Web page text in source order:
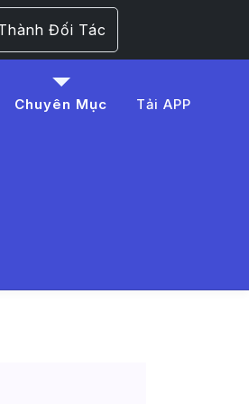
Đối Tác
Chuyên Mục Tải APP